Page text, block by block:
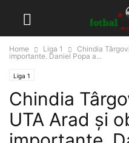
Home Liga 1
Chindia
importante. Daniel Popa a...
Liga 1
Chindia
UTA Arad și